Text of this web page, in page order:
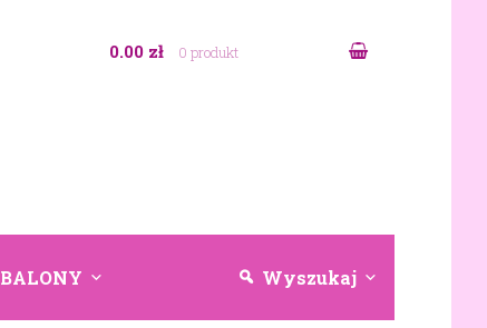
0.00 zł 0 produkt
BALONY Wyszukaj